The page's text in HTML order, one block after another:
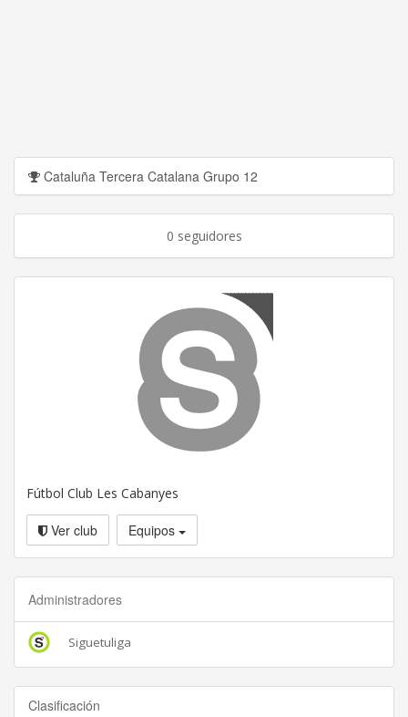
Cataluña Tercera Catalana Grupo 12
0 seguidores
Fútbol Club Les Cabanyes
Ver club Equipos
Administradores
Siguetuliga
Clasificación